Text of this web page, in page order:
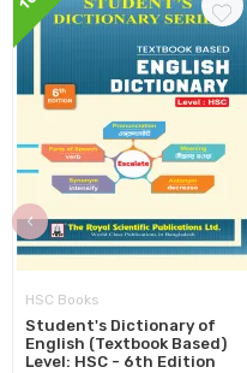
HSC Books
Student's Dictionary of
English (Textbook Based)
Level: HSC - 6th Edition
‹